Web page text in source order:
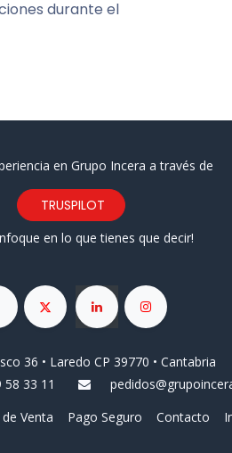
durante el
en Grupo Incera a través de
TRUSPILOT
en lo que tienes que decir!
36 • Laredo CP 39770 • Cantabria
58 33 11
Venta Pago Seguro Contacto